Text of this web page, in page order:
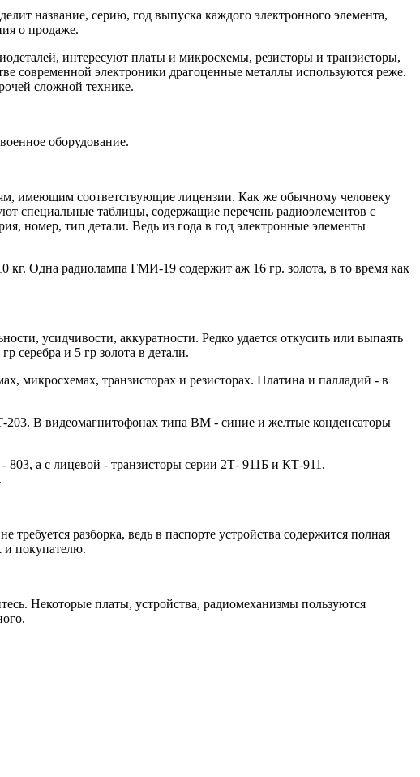
название, серию, год выпуска каждого электронного элемента,
о продаже.
интересуют платы и микросхемы, резисторы и транзисторы,
современной электроники драгоценные металлы используются реже.
сложной технике.
оборудование.
имеющим соответствующие лицензии. Как же обычному человеку
специальные таблицы, содержащие перечень радиоэлементов с
номер, тип детали. Ведь из года в год электронные элементы
Одна радиолампа ГМИ-19 содержит аж 16 гр. золота, в то время как
усидчивости, аккуратности. Редко удается откусить или выпаять
серебра и 5 гр золота в детали.
микросхемах, транзисторах и резисторах. Платина и палладий - в
В видеомагнитофонах типа ВМ - синие и желтые конденсаторы
а с лицевой - транзисторы серии 2Т- 911Б и КТ-911.
разборка, ведь в паспорте устройства содержится полная
и покупателю.
Некоторые платы, устройства, радиомеханизмы пользуются